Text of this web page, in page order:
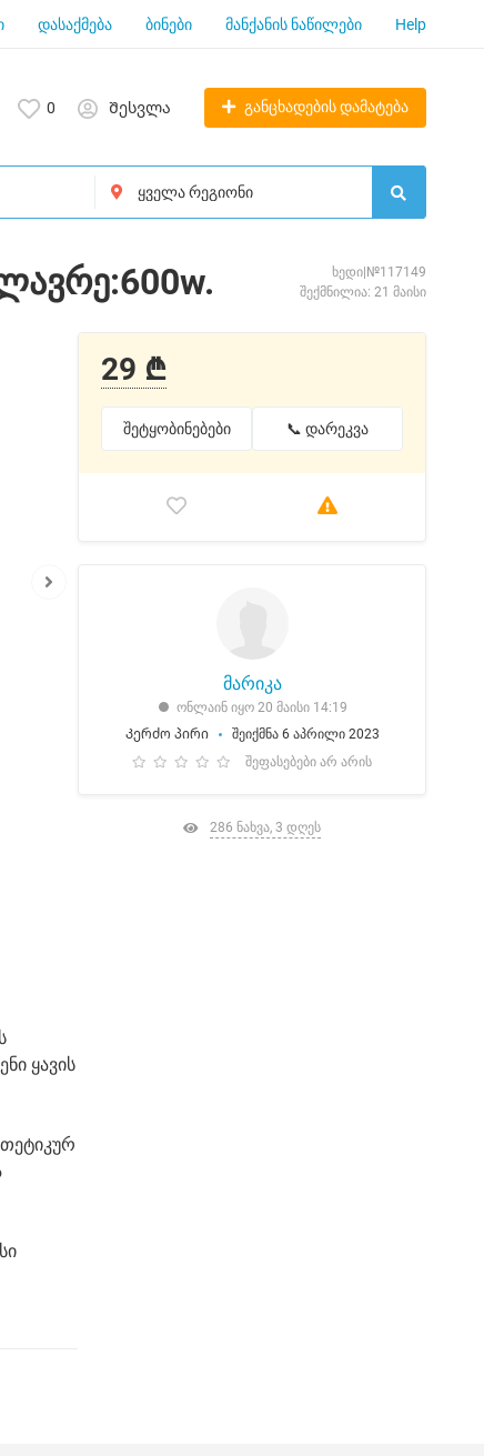
დასაქმება ბინები მანქანის ნაწილები Help
0 Შესვლა განცხადების დამატება
ხედი|№117149
შექმნილია: 21 მაისი
ყავის
29 ₾
შეტყობინებები 📞 დარეკვა
მარიკა
ონლაინ იყო 20 მაისი 14:19
Კერძო პირი
შეიქმნა 6 აპრილი 2023
შეფასებები არ არის
286 ნახვა, 3 დღეს